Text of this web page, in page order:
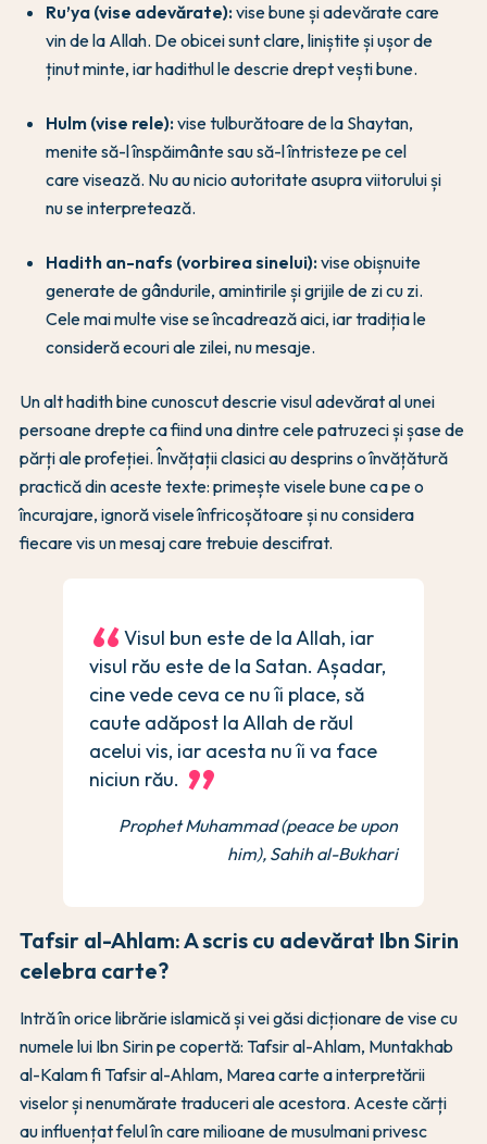
Ru’ya (vise adevărate):vise bune și adevărate care
vin de la Allah. De obicei sunt clare, liniștite și ușor de
ținut minte, iar hadithul le descrie drept vești bune.
Hulm (vise rele):vise tulburătoare de la Shaytan,
menite să-l înspăimânte sau să-l întristeze pe cel
care visează. Nu au nicio autoritate asupra viitorului și
nu se interpretează.
Hadith an-nafs (vorbirea sinelui):vise obișnuite
generate de gândurile, amintirile și grijile de zi cu zi.
Cele mai multe vise se încadrează aici, iar tradiția le
consideră ecouri ale zilei, nu mesaje.
Un alt hadith bine cunoscut descrie visul adevărat al unei
persoane drepte ca fiind una dintre cele patruzeci și șase de
părți ale profeției. Învățații clasici au desprins o învățătură
practică din aceste texte: primește visele bune ca pe o
încurajare, ignoră visele înfricoșătoare și nu considera
fiecare vis un mesaj care trebuie descifrat.
Visul bun este de la Allah, iar
visul rău este de la Satan. Așadar,
cine vede ceva ce nu îi place, să
caute adăpost la Allah de răul
acelui vis, iar acesta nu îi va face
niciun rău.
Prophet Muhammad (peace be upon
him), Sahih al-Bukhari
Tafsir al-Ahlam: A scris cu adevărat Ibn Sirin
celebra carte?
Intră în orice librărie islamică și vei găsi dicționare de vise cu
numele lui Ibn Sirin pe copertă: Tafsir al-Ahlam, Muntakhab
al-Kalam fi Tafsir al-Ahlam, Marea carte a interpretării
viselor și nenumărate traduceri ale acestora. Aceste cărți
au influențat felul în care milioane de musulmani privesc